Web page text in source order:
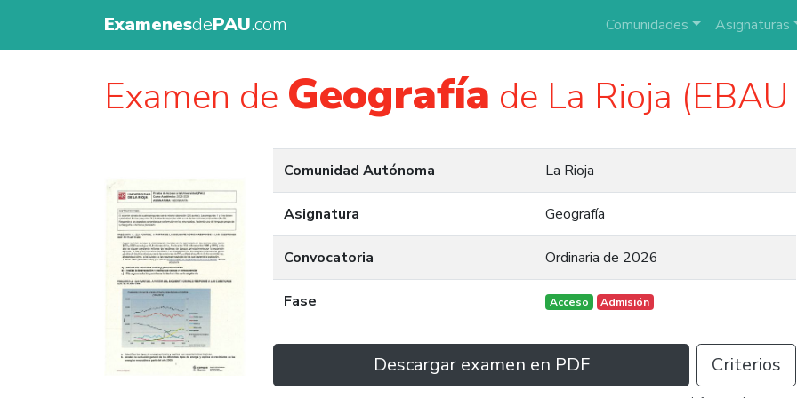
ExamenesdePAU.com Comunidades Asignaturas
Examen de Geografía de La Rioja
Comunidad Autónoma La Rioja
Asignatura Geografía
Convocatoria Ordinaria de 2026
Fase Acceso Admisión
Descargar examen en PDF Criterios